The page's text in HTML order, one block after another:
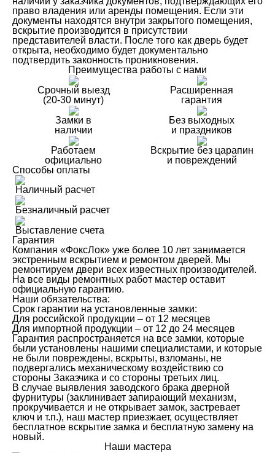
право владения или аренды помещения. Если эти
документы находятся внутри закрытого помещения,
вскрытие производится в присутствии
представителей власти. После того как дверь будет
открыта, необходимо будет документально
подтвердить законность проникновения.
Преимущества работы с нами
Срочный выезд
(20-30 минут)
Расширенная
гарантия
Замки в
наличии
Без выходных
и праздников
Работаем
официально
Вскрытие без царапин
и повреждений
Способы оплаты
Наличный расчет
Безналичный расчет
Выставление счета
Гарантия
Компания «ФоксЛок» уже более 10 лет занимается
экстренным вскрытием и ремонтом дверей. Мы
ремонтируем двери всех известных производителей.
На все виды ремонтных работ мастер оставит
официальную гарантию.
Наши обязательства:
Срок гарантии на установленные замки:
Для российской продукции – от 12 месяцев
Для импортной продукции – от 12 до 24 месяцев
Гарантия распространяется на все замки, которые
были установлены нашими специалистами, и которые
не были повреждены, вскрыты, взломаны, не
подвергались механическому воздействию со
стороны Заказчика и со стороны третьих лиц.
В случае выявления заводского брака дверной
фурнитуры (заклинивает запирающий механизм,
прокручивается и не открывает замок, застревает
ключ и т.п.), наш мастер приезжает, осуществляет
бесплатное вскрытие замка и бесплатную замену на
новый.
Наши мастера